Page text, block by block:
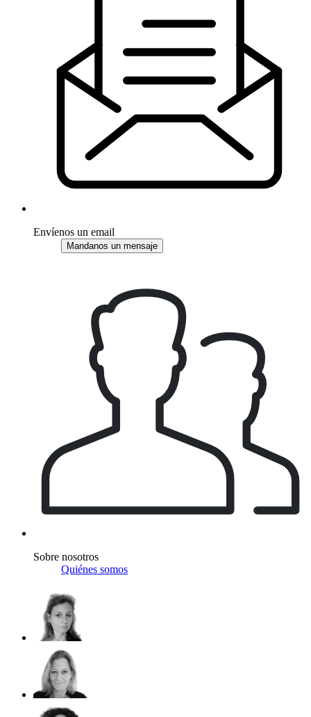
Envíenos un email
Mandanos un mensaje
Sobre nosotros
Quiénes somos